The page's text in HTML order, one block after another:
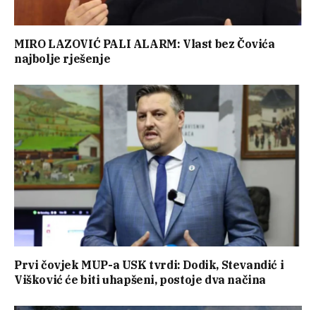
MIRO LAZOVIĆ PALI ALARM: Vlast bez Čovića
najbolje rješenje
Prvi čovjek MUP-a USK tvrdi: Dodik, Stevandić i
Višković će biti uhapšeni, postoje dva načina